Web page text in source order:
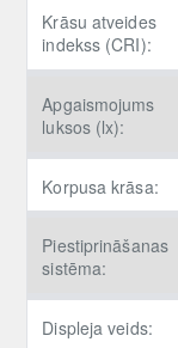
Krāsu atveides
indekss (CRI):
Apgaismojums
luksos (lx):
Korpusa krāsa:
Piestiprināšanas
sistēma:
Displeja veids: